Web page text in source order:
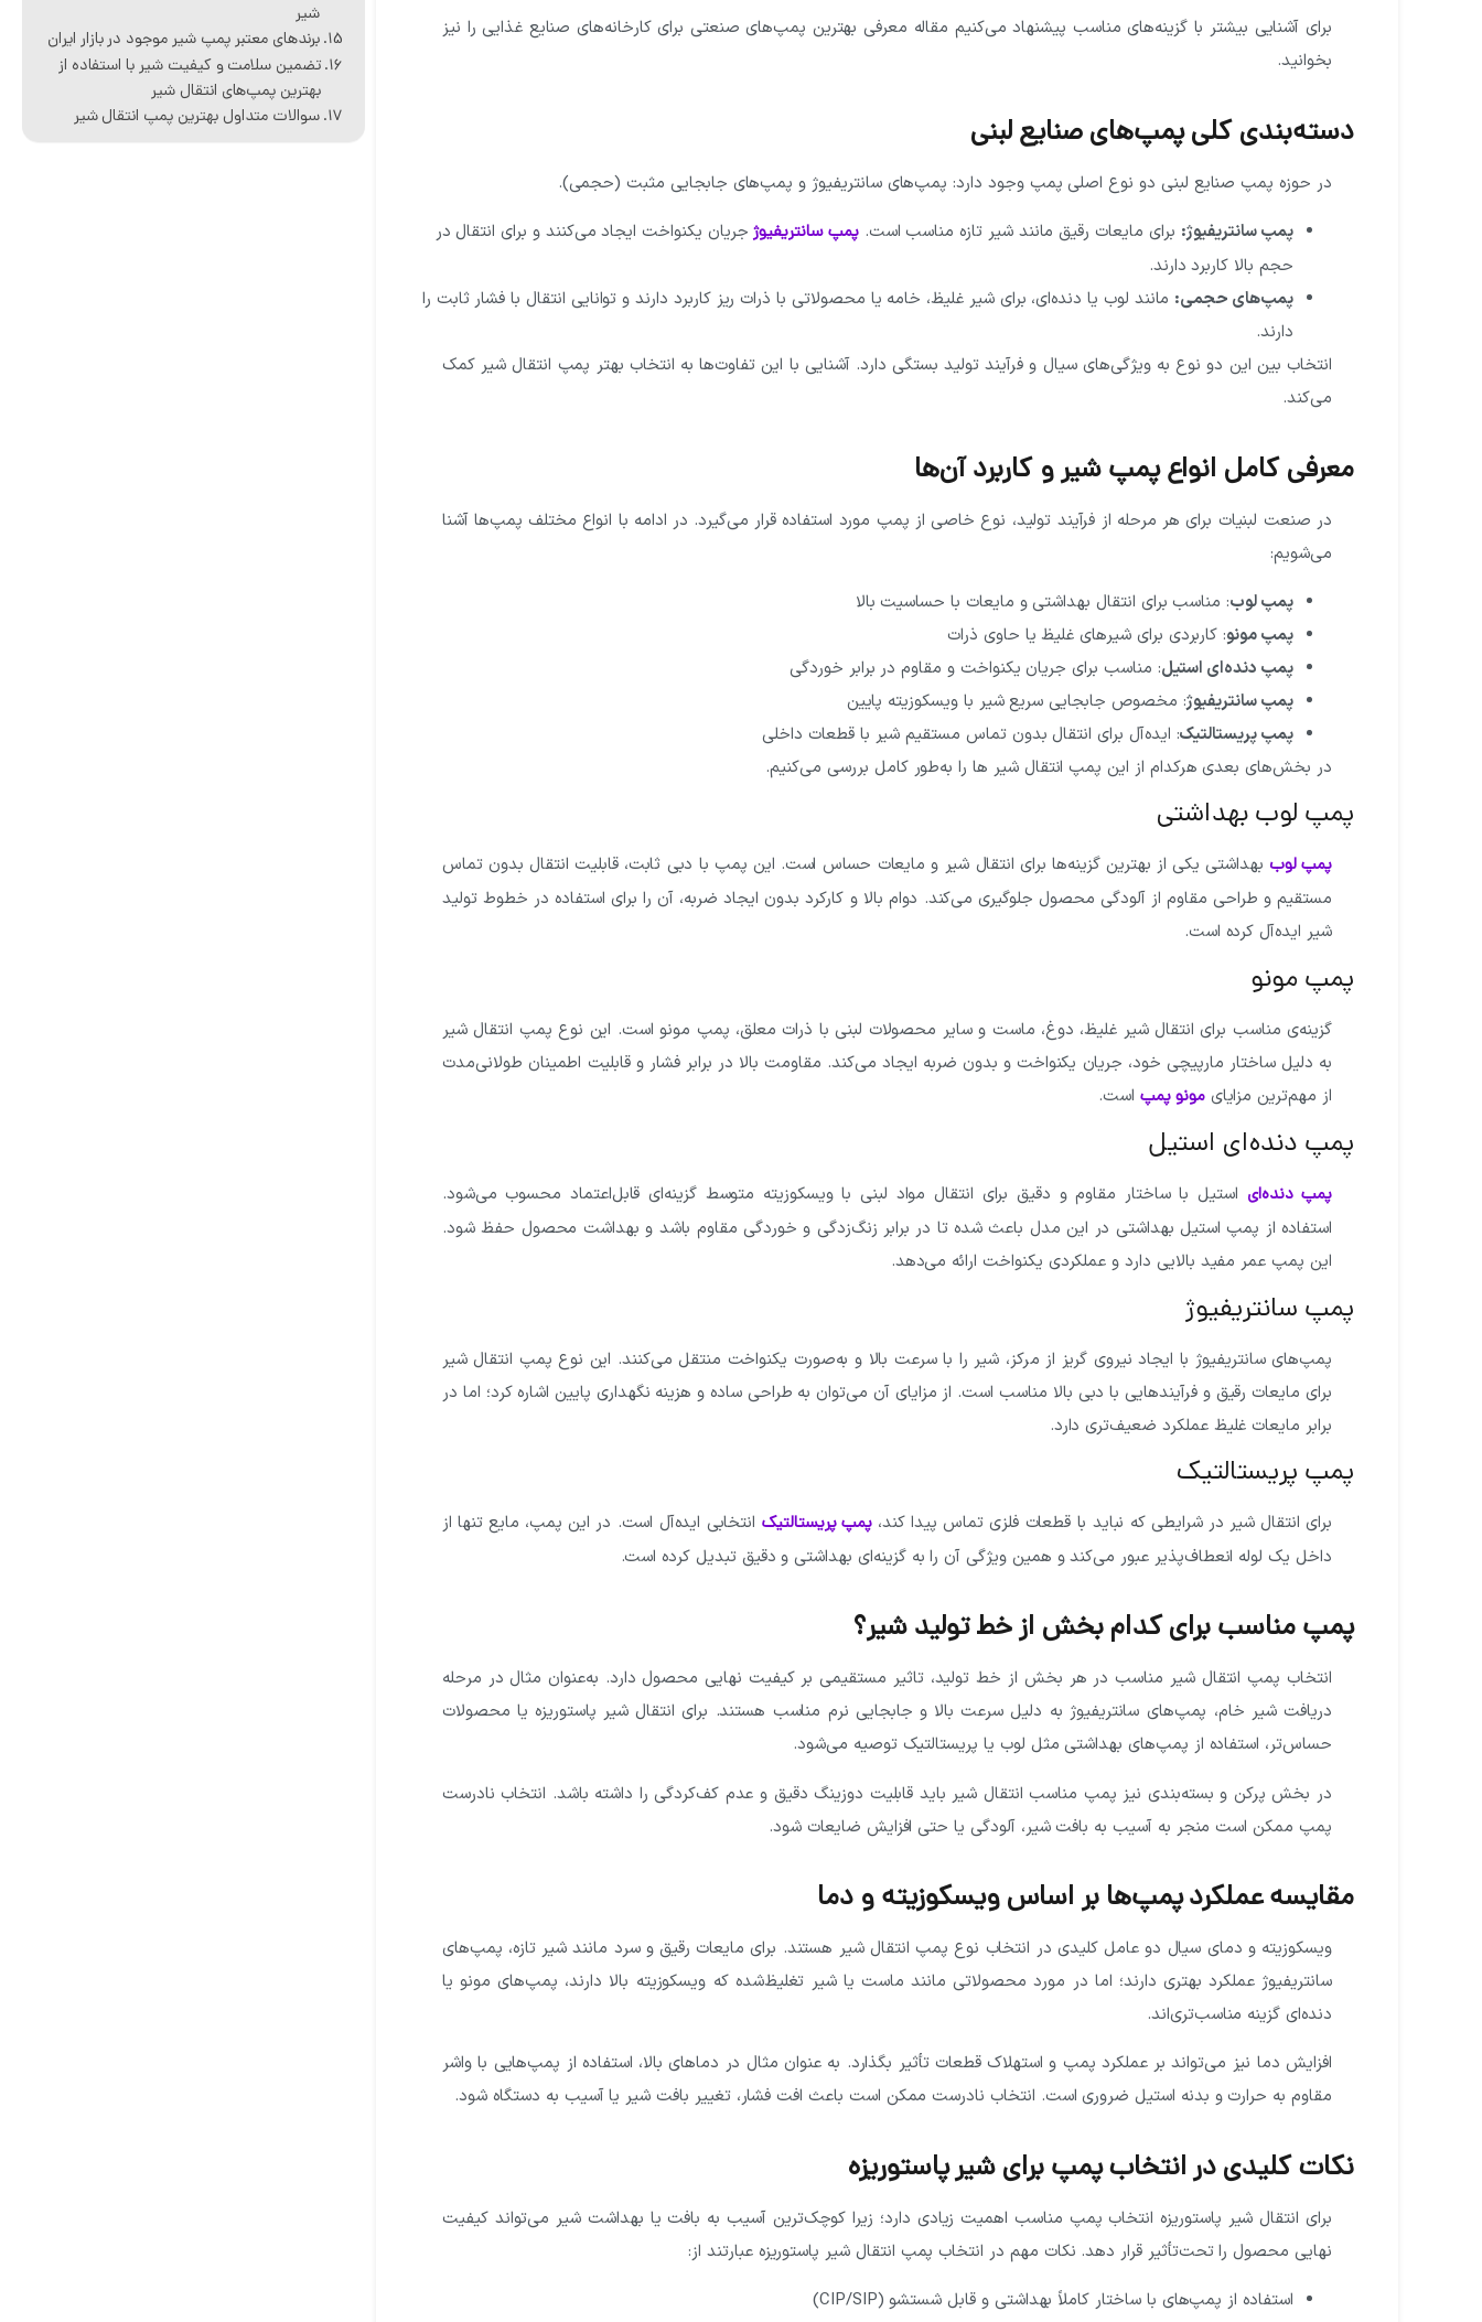
شیر
برندهای معتبر پمپ شیر موجود در بازار ایران
تضمین سلامت و کیفیت شیر با استفاده از
بهترین پمپ‌های انتقال شیر
سوالات متداول بهترین پمپ انتقال شیر
برای آشنایی بیشتر با گزینه‌های مناسب پیشنهاد می‌کنیم مقاله معرفی بهترین پمپ‌های صنعتی برای کارخانه‌های صنایع غذایی را نیز
بخوانید.
دسته‌بندی کلی پمپ‌های صنایع لبنی
در حوزه پمپ صنایع لبنی دو نوع اصلی پمپ وجود دارد: پمپ‌های سانتریفیوژ و پمپ‌های جابجایی مثبت (حجمی).
پمپ سانتریفیوژ: برای مایعات رقیق مانند شیر تازه مناسب است.پمپ سانتریفیوژجریان یکنواخت ایجاد می‌کنند و برای انتقال در
حجم بالا کاربرد دارند.
پمپ‌های حجمی: مانند لوب یا دنده‌ای، برای شیر غلیظ، خامه یا محصولاتی با ذرات ریز کاربرد دارند و توانایی انتقال با فشار ثابت را
دارند.
انتخاب بین این دو نوع به ویژگی‌های سیال و فرآیند تولید بستگی دارد. آشنایی با این تفاوت‌ها به انتخاب بهتر پمپ انتقال شیر کمک
می‌کند.
معرفی کامل انواع پمپ شیر و کاربرد آن‌ها
در صنعت لبنیات برای هر مرحله از فرآیند تولید، نوع خاصی از پمپ مورد استفاده قرار می‌گیرد. در ادامه با انواع مختلف پمپ‌ها آشنا
می‌شویم:
پمپ لوب: مناسب برای انتقال بهداشتی و مایعات با حساسیت بالا
پمپ مونو: کاربردی برای شیرهای غلیظ یا حاوی ذرات
پمپ دنده‌ای استیل: مناسب برای جریان یکنواخت و مقاوم در برابر خوردگی
پمپ سانتریفیوژ: مخصوص جابجایی سریع شیر با ویسکوزیته پایین
پمپ پریستالتیک: ایده‌آل برای انتقال بدون تماس مستقیم شیر با قطعات داخلی
در بخش‌های بعدی هرکدام از این پمپ انتقال شیر ها را به‌طور کامل بررسی می‌کنیم.
پمپ لوب بهداشتی
پمپ لوب بهداشتی یکی از بهترین گزینه‌ها برای انتقال شیر و مایعات حساس است. این پمپ با دبی ثابت، قابلیت انتقال بدون تماس
مستقیم و طراحی مقاوم از آلودگی محصول جلوگیری می‌کند. دوام بالا و کارکرد بدون ایجاد ضربه، آن را برای استفاده در خطوط تولید
شیر ایده‌آل کرده است.
پمپ مونو
گزینه‌ی مناسب برای انتقال شیر غلیظ، دوغ، ماست و سایر محصولات لبنی با ذرات معلق، پمپ مونو است. این نوع پمپ انتقال شیر
به دلیل ساختار مارپیچی خود، جریان یکنواخت و بدون ضربه ایجاد می‌کند. مقاومت بالا در برابر فشار و قابلیت اطمینان طولانی‌مدت
از مهم‌ترین مزایایمونو پمپاست.
پمپ دنده‌ای استیل
پمپ دنده‌ای استیل با ساختار مقاوم و دقیق برای انتقال مواد لبنی با ویسکوزیته متوسط گزینه‌ای قابل‌اعتماد محسوب می‌شود.
استفاده از پمپ استیل بهداشتی در این مدل باعث شده تا در برابر زنگ‌زدگی و خوردگی مقاوم باشد و بهداشت محصول حفظ شود.
این پمپ عمر مفید بالایی دارد و عملکردی یکنواخت ارائه می‌دهد.
پمپ سانتریفیوژ
پمپ‌های سانتریفیوژ با ایجاد نیروی گریز از مرکز، شیر را با سرعت بالا و به‌صورت یکنواخت منتقل می‌کنند. این نوع پمپ انتقال شیر
برای مایعات رقیق و فرآیندهایی با دبی بالا مناسب است. از مزایای آن می‌توان به طراحی ساده و هزینه نگهداری پایین اشاره کرد؛ اما در
برابر مایعات غلیظ عملکرد ضعیف‌تری دارد.
پمپ پریستالتیک
برای انتقال شیر در شرایطی که نباید با قطعات فلزی تماس پیدا کند، پمپ پریستالتیک انتخابی ایده‌آل است. در این پمپ، مایع تنها از
داخل یک لوله انعطاف‌پذیر عبور می‌کند و همین ویژگی آن را به گزینه‌ای بهداشتی و دقیق تبدیل کرده است.
پمپ مناسب برای کدام بخش از خط تولید شیر؟
انتخاب پمپ انتقال شیر مناسب در هر بخش از خط تولید، تاثیر مستقیمی بر کیفیت نهایی محصول دارد. به‌عنوان مثال در مرحله
دریافت شیر خام، پمپ‌های سانتریفیوژ به دلیل سرعت بالا و جابجایی نرم مناسب هستند. برای انتقال شیر پاستوریزه یا محصولات
حساس‌تر، استفاده از پمپ‌های بهداشتی مثل لوب یا پریستالتیک توصیه می‌شود.
در بخش پرکن و بسته‌بندی نیز پمپ مناسب انتقال شیر باید قابلیت دوزینگ دقیق و عدم کف‌کردگی را داشته باشد. انتخاب نادرست
پمپ ممکن است منجر به آسیب به بافت شیر، آلودگی یا حتی افزایش ضایعات شود.
مقایسه عملکرد پمپ‌ها بر اساس ویسکوزیته و دما
ویسکوزیته و دمای سیال دو عامل کلیدی در انتخاب نوع پمپ انتقال شیر هستند. برای مایعات رقیق و سرد مانند شیر تازه، پمپ‌های
سانتریفیوژ عملکرد بهتری دارند؛ اما در مورد محصولاتی مانند ماست یا شیر تغلیظ‌شده که ویسکوزیته بالا دارند، پمپ‌های مونو یا
دنده‌ای گزینه مناسب‌تری‌اند.
افزایش دما نیز می‌تواند بر عملکرد پمپ و استهلاک قطعات تأثیر بگذارد. به عنوان مثال در دماهای بالا، استفاده از پمپ‌هایی با واشر
مقاوم به حرارت و بدنه استیل ضروری است. انتخاب نادرست ممکن است باعث افت فشار، تغییر بافت شیر یا آسیب به دستگاه شود.
نکات کلیدی در انتخاب پمپ برای شیر پاستوریزه
برای انتقال شیر پاستوریزه انتخاب پمپ مناسب اهمیت زیادی دارد؛ زیرا کوچک‌ترین آسیب به بافت یا بهداشت شیر می‌تواند کیفیت
نهایی محصول را تحت‌تأثیر قرار دهد. نکات مهم در انتخاب پمپ انتقال شیر پاستوریزه عبارتند از:
استفاده از پمپ‌های با ساختار کاملاً بهداشتی و قابل شستشو (CIP/SIP)